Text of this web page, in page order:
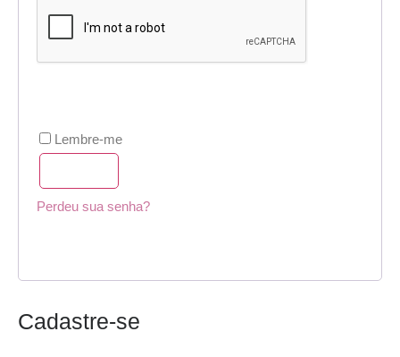
Lembre-me
Perdeu sua senha?
Cadastre-se